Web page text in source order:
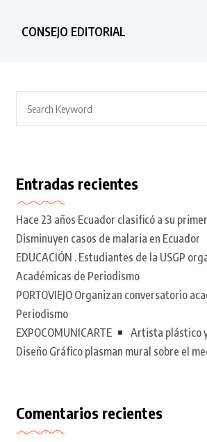
CONSEJO EDITORIAL
Entradas recientes
Hace 23 años Ecuador clasificó a su
Disminuyen casos de malaria en Ecuador
EDUCACIÓN . Estudiantes de la USGP
Académicas de Periodismo
PORTOVIEJO Organizan conversatorio
Periodismo
EXPOCOMUNICARTE
Artista plástico
Diseño Gráfico plasman mural sobre el
Comentarios recientes